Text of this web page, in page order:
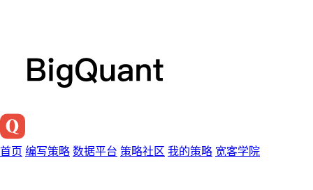
首页 编写策略 数据平台 策略社区 我的策略 宽客学院